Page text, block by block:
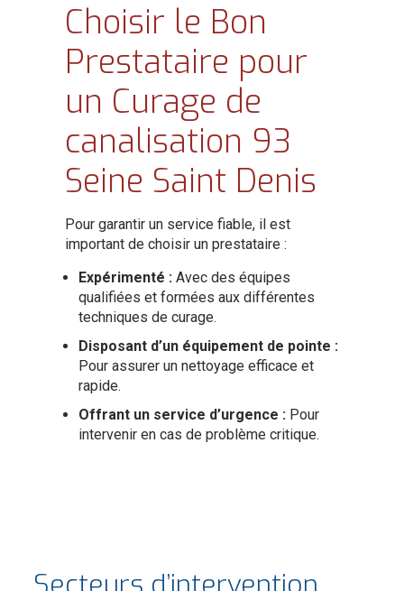
Choisir le Bon
Prestataire pour
un Curage de
canalisation 93
Seine Saint Denis
Pour garantir un service fiable, il est
important de choisir un prestataire :
Expérimenté :Avec des équipes
qualifiées et formées aux différentes
techniques de curage.
Disposant d’un équipement de pointe :
Pour assurer un nettoyage efficace et
rapide.
Offrant un service d’urgence :Pour
intervenir en cas de problème critique.